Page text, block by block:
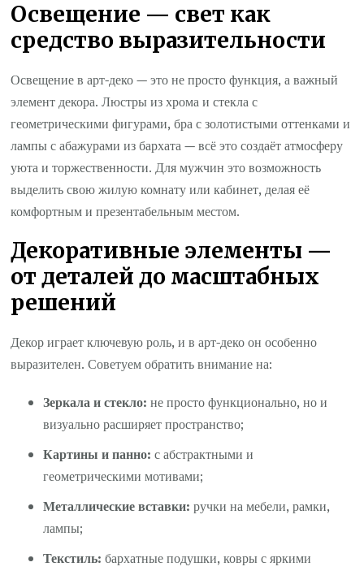
Освещение — свет как
средство выразительности
Освещение в арт-деко — это не просто функция, а важный
элемент декора. Люстры из хрома и стекла с
геометрическими фигурами, бра с золотистыми оттенками и
лампы с абажурами из бархата — всё это создаёт атмосферу
уюта и торжественности. Для мужчин это возможность
выделить свою жилую комнату или кабинет, делая её
комфортным и презентабельным местом.
Декоративные элементы —
от деталей до масштабных
решений
Декор играет ключевую роль, и в арт-деко он особенно
выразителен. Советуем обратить внимание на:
Зеркала и стекло: не просто функционально, но и
визуально расширяет пространство;
Картины и панно: с абстрактными и
геометрическими мотивами;
Металлические вставки: ручки на мебели, рамки,
лампы;
Текстиль: бархатные подушки, ковры с яркими